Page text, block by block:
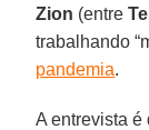
Zion (entre
trabalhando
pandemia.
A entrevista é